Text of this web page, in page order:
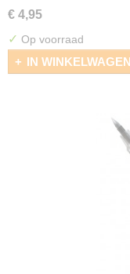
€ 4,95
✓ Op voorraad
IN WINKELWAGEN